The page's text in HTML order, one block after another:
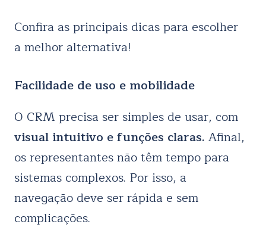
Confira as principais dicas para escolher
a melhor alternativa!
Facilidade de uso e mobilidade
O CRM precisa ser simples de usar, com
visual intuitivo e funções claras. Afinal,
os representantes não têm tempo para
sistemas complexos. Por isso, a
navegação deve ser rápida e sem
complicações.